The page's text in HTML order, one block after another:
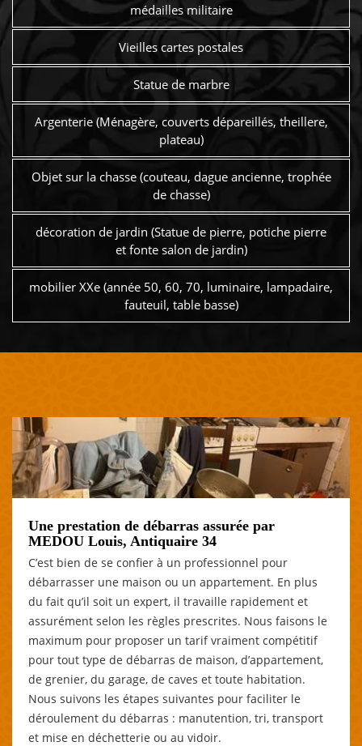
médailles militaire
Vieilles cartes postales
Statue de marbre
Argenterie (Ménagère, couverts dépareillés, theillere,
plateau)
Objet sur la chasse (couteau, dague ancienne, trophée
de chasse)
décoration de jardin (Statue de pierre, potiche pierre
et fonte salon de jardin)
mobilier XXe (année 50, 60, 70, luminaire, lampadaire,
fauteuil, table basse)
Une prestation de débarras assurée par
MEDOU Louis, Antiquaire 34
C’est bien de se confier à un professionnel pour
débarrasser une maison ou un appartement. En plus
du fait qu’il soit un expert, il travaille rapidement et
assurément selon les règles prescrites. Nous faisons le
maximum pour proposer un tarif vraiment compétitif
pour tout type de débarras de maison, d’appartement,
de grenier, du garage, de caves et toute habitation.
Nous suivons les étapes suivantes pour faciliter le
déroulement du débarras : manutention, tri, transport
et mise en déchetterie ou au vidoir.